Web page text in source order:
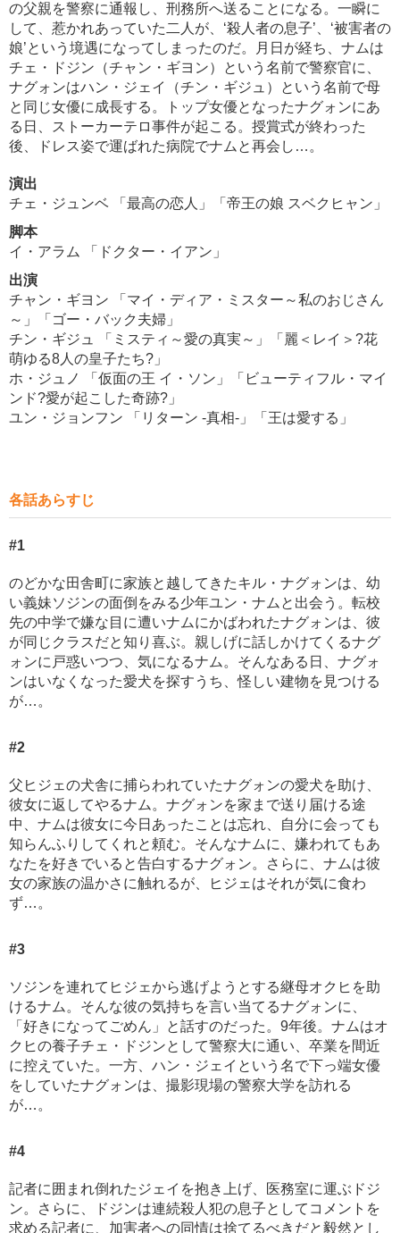
の父親を警察に通報し、刑務所へ送ることになる。一瞬に
して、惹かれあっていた二人が、‘殺人者の息子’、‘被害者の
娘’という境遇になってしまったのだ。月日が経ち、ナムは
チェ・ドジン（チャン・ギヨン）という名前で警察官に、
ナグォンはハン・ジェイ（チン・ギジュ）という名前で母
と同じ女優に成長する。トップ女優となったナグォンにあ
る日、ストーカーテロ事件が起こる。授賞式が終わった
後、ドレス姿で運ばれた病院でナムと再会し…。
演出
チェ・ジュンベ 「最高の恋人」「帝王の娘 スベクヒャン」
脚本
イ・アラム 「ドクター・イアン」
出演
チャン・ギヨン 「マイ・ディア・ミスター～私のおじさん
～」「ゴー・バック夫婦」
チン・ギジュ 「ミスティ～愛の真実～」「麗＜レイ＞?花
萌ゆる8人の皇子たち?」
ホ・ジュノ 「仮面の王 イ・ソン」「ビューティフル・マイ
ンド?愛が起こした奇跡?」
ユン・ジョンフン 「リターン -真相-」「王は愛する」
各話あらすじ
#1
のどかな田舎町に家族と越してきたキル・ナグォンは、幼
い義妹ソジンの面倒をみる少年ユン・ナムと出会う。転校
先の中学で嫌な目に遭いナムにかばわれたナグォンは、彼
が同じクラスだと知り喜ぶ。親しげに話しかけてくるナグ
ォンに戸惑いつつ、気になるナム。そんなある日、ナグォ
ンはいなくなった愛犬を探すうち、怪しい建物を見つける
が…。
#2
父ヒジェの犬舎に捕らわれていたナグォンの愛犬を助け、
彼女に返してやるナム。ナグォンを家まで送り届ける途
中、ナムは彼女に今日あったことは忘れ、自分に会っても
知らんふりしてくれと頼む。そんなナムに、嫌われてもあ
なたを好きでいると告白するナグォン。さらに、ナムは彼
女の家族の温かさに触れるが、ヒジェはそれが気に食わ
ず…。
#3
ソジンを連れてヒジェから逃げようとする継母オクヒを助
けるナム。そんな彼の気持ちを言い当てるナグォンに、
「好きになってごめん」と話すのだった。9年後。ナムはオ
クヒの養子チェ・ドジンとして警察大に通い、卒業を間近
に控えていた。一方、ハン・ジェイという名で下っ端女優
をしていたナグォンは、撮影現場の警察大学を訪れる
が…。
#4
記者に囲まれ倒れたジェイを抱き上げ、医務室に運ぶドジ
ン。さらに、ドジンは連続殺人犯の息子としてコメントを
求める記者に、加害者への同情は捨てるべきだと毅然とし